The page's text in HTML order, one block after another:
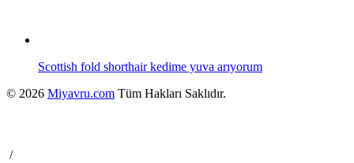
Scottish fold shorthair kedime yuva arıyorum
© 2026 Miyavru.com Tüm Hakları Saklıdır.
/